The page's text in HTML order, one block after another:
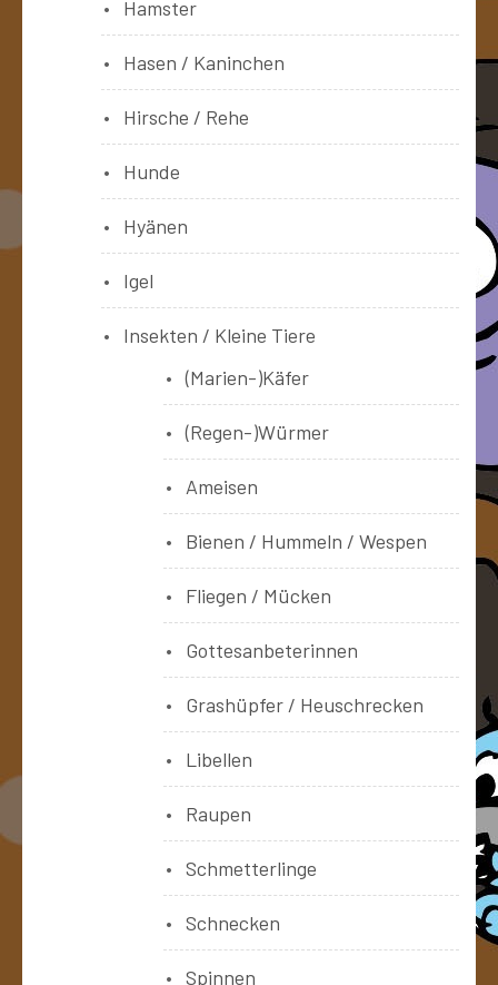
Hamster
Hasen / Kaninchen
Hirsche / Rehe
Hunde
Hyänen
Igel
Insekten / Kleine Tiere
(Marien-)Käfer
(Regen-)Würmer
Ameisen
Bienen / Hummeln / Wespen
Fliegen / Mücken
Gottesanbeterinnen
Grashüpfer / Heuschrecken
Libellen
Raupen
Schmetterlinge
Schnecken
Spinnen